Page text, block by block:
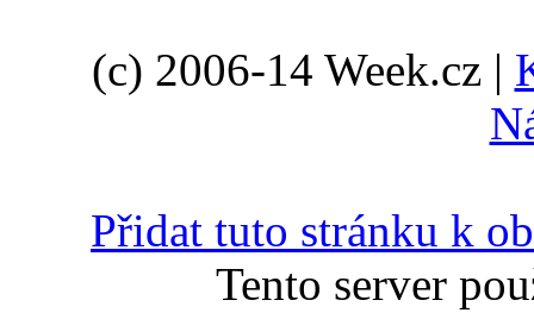
(c) 2006-14 Week.cz |
Přidat tuto stránku k
Tento server